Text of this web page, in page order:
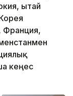
Қытай
Франция,
кеңес